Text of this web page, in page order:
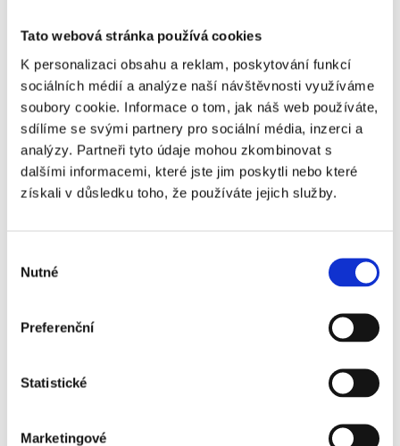
Tato webová stránka používá cookies
K personalizaci obsahu a reklam, poskytování funkcí
sociálních médií a analýze naší návštěvnosti využíváme
soubory cookie. Informace o tom, jak náš web používáte,
sdílíme se svými partnery pro sociální média, inzerci a
analýzy. Partneři tyto údaje mohou zkombinovat s
dalšími informacemi, které jste jim poskytli nebo které
získali v důsledku toho, že používáte jejich služby.
souhlasu
Nutné
Preferenční
Statistické
Marketingové
nemovitostí. Víte všechny potřebné
Pokud jste v uplynulém roce nabyli, darovali či prodali
nemovitost, nevyhnete se letos povinnému papírování
a řešení daní. Jímá vás už teď hrůza z nesrozumitelných
pokynů psaných úřednickou řečí? Přečtěte si naše rady
a tipy, jak na daň z nemovitosti vyzrát a projít celým
procesem hladce a bez zbytečných chyb, které celou
Číst dále